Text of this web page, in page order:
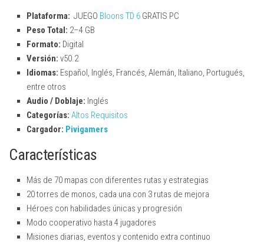
Plataforma: JUEGO Bloons TD 6 GRATIS PC
Peso Total: 2–4 GB
Formato: Digital
Versión: v50.2
Idiomas: Español, Inglés, Francés, Alemán, Italiano, Portugués,
entre otros
Audio / Doblaje: Inglés
Categorías: Altos Requisitos
Cargador: Pivigamers
Características
Más de 70 mapas con diferentes rutas y estrategias
20 torres de monos, cada una con 3 rutas de mejora
Héroes con habilidades únicas y progresión
Modo cooperativo hasta 4 jugadores
Misiones diarias, eventos y contenido extra continuo